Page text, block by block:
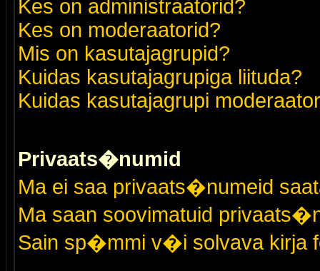
Kes on administraatorid?
Kes on moderaatorid?
Mis on kasutajagrupid?
Kuidas kasutajagrupiga liituda?
Kuidas kasutajagrupi
Privaats�numid
Ma ei saa privaats�numeid
Ma saan soovimatuid
Sain sp�mmi v�i solvava kirja